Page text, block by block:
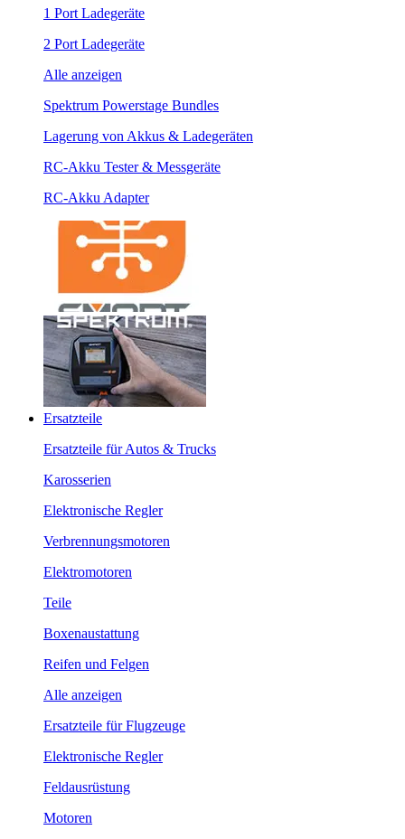
1 Port Ladegeräte
2 Port Ladegeräte
Alle anzeigen
Spektrum Powerstage Bundles
Lagerung von Akkus & Ladegeräten
RC-Akku Tester & Messgeräte
RC-Akku Adapter
Ersatzteile
Ersatzteile für Autos & Trucks
Karosserien
Elektronische Regler
Verbrennungsmotoren
Elektromotoren
Teile
Boxenaustattung
Reifen und Felgen
Alle anzeigen
Ersatzteile für Flugzeuge
Elektronische Regler
Feldausrüstung
Motoren